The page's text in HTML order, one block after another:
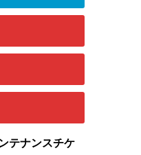
テナンスチケ